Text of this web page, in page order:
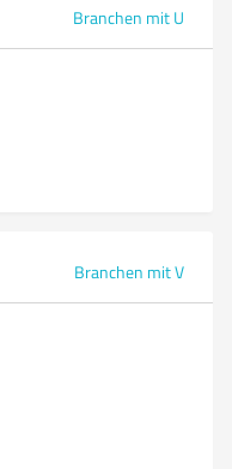
Branchen mit U
Branchen mit V